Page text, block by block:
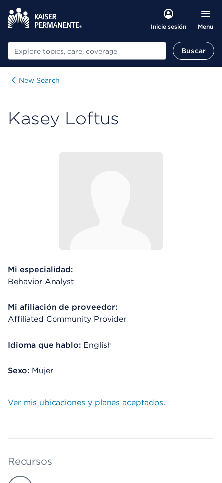
Inicie sesión Menu
Buscar Buscar
New Search
Kasey Loftus
Mi especialidad:
Behavior Analyst
Mi afiliación de proveedor:
Affiliated Community Provider
Idioma que hablo: English
Sexo: Mujer
Ver mis ubicaciones y planes aceptados.
Recursos